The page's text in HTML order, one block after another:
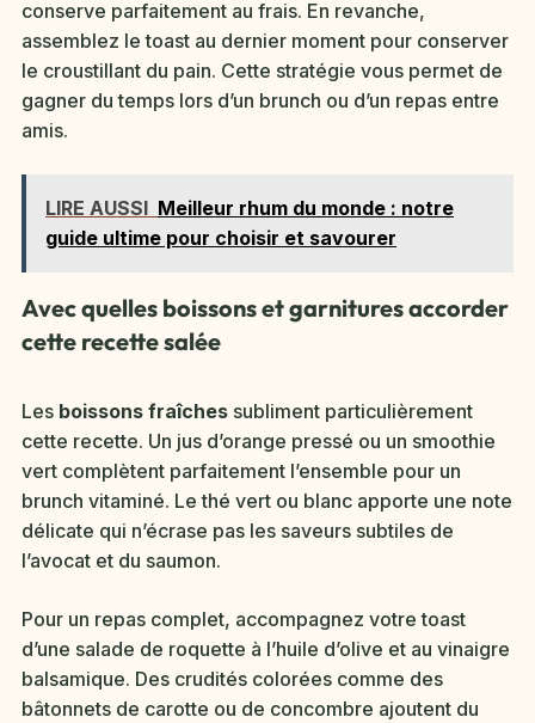
conserve parfaitement au frais. En revanche,
assemblez le toast au dernier moment pour conserver
le croustillant du pain. Cette stratégie vous permet de
gagner du temps lors d’un brunch ou d’un repas entre
amis.
LIRE AUSSI Meilleur rhum du monde : notre
guide ultime pour choisir et savourer
Avec quelles boissons et garnitures accorder
cette recette salée
Les boissons fraîches subliment particulièrement
cette recette. Un jus d’orange pressé ou un smoothie
vert complètent parfaitement l’ensemble pour un
brunch vitaminé. Le thé vert ou blanc apporte une note
délicate qui n’écrase pas les saveurs subtiles de
l’avocat et du saumon.
Pour un repas complet, accompagnez votre toast
d’une salade de roquette à l’huile d’olive et au vinaigre
balsamique. Des crudités colorées comme des
bâtonnets de carotte ou de concombre ajoutent du